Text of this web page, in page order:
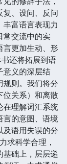
复、设问、反问
富语言表现力
常交流中的实
言更加生动、形
还将拓展到语
意义的深层结
规则。我们将分
位关系）和离散
在理解词汇系统
言的意图、语境
及语用失误的分
求科学合理，
基础上，层层递